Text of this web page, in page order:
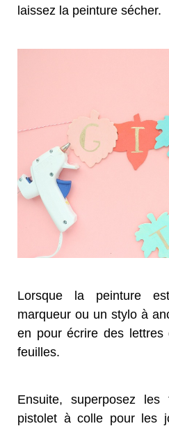
laissez la peinture sécher.
Lorsque la peinture
marqueur ou un stylo à
en pour écrire des
feuilles.
Ensuite, superposez
pistolet à colle pour les